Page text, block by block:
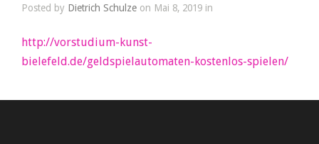
Posted by Dietrich Schulze on Mai 8, 2019 in
http://vorstudium-kunst-
bielefeld.de/geldspielautomaten-kostenlos-spielen/